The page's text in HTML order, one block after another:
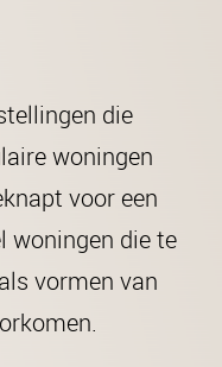
die
woningen
voor een
woningen die te
vormen van